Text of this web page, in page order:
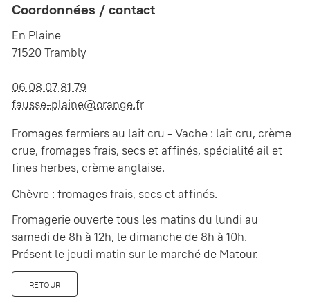
Coordonnées / contact
En Plaine
71520 Trambly
06 08 07 81 79
fausse-plaine@orange.fr
Fromages fermiers au lait cru - Vache : lait cru, crème
crue, fromages frais, secs et affinés, spécialité ail et
fines herbes, crème anglaise.
Chèvre : fromages frais, secs et affinés.
Fromagerie ouverte tous les matins du lundi au
samedi de 8h à 12h, le dimanche de 8h à 10h.
Présent le jeudi matin sur le marché de Matour.
RETOUR